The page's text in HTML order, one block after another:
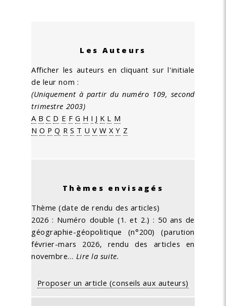
Les Auteurs
Afficher les auteurs en cliquant sur l'initiale
de leur nom :
(Uniquement à partir du numéro 109, second
trimestre 2003)
A B C D E F G H I J K L M
N O P Q R S T U V W X Y Z
Thèmes envisagés
Thème (date de rendu des articles)
2026 : Numéro double (1. et 2.) : 50 ans de
géographie-géopolitique (n°200) (parution
février-mars 2026, rendu des articles en
novembre… Lire la suite.
Proposer un article (conseils aux auteurs)